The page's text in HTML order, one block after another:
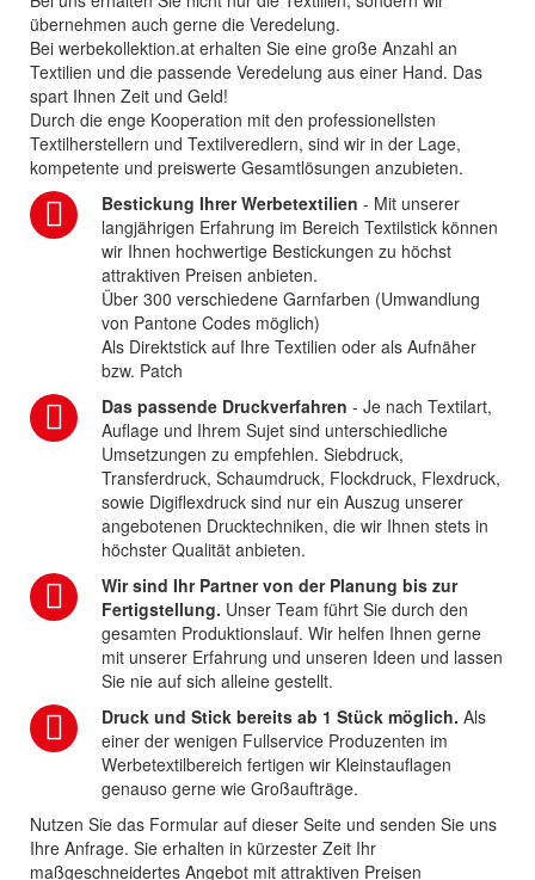
übernehmen auch gerne die Veredelung.
Bei werbekollektion.at erhalten Sie eine große Anzahl an
Textilien und die passende Veredelung aus einer Hand. Das
spart Ihnen Zeit und Geld!
Durch die enge Kooperation mit den professionellsten
Textilherstellern und Textilveredlern, sind wir in der Lage,
kompetente und preiswerte Gesamtlösungen anzubieten.
Bestickung Ihrer Werbetextilien - Mit unserer
langjährigen Erfahrung im Bereich Textilstick können
wir Ihnen hochwertige Bestickungen zu höchst
attraktiven Preisen anbieten.
Über 300 verschiedene Garnfarben (Umwandlung
von Pantone Codes möglich)
Als Direktstick auf Ihre Textilien oder als Aufnäher
bzw. Patch
Das passende Druckverfahren - Je nach Textilart,
Auflage und Ihrem Sujet sind unterschiedliche
Umsetzungen zu empfehlen. Siebdruck,
Transferdruck, Schaumdruck, Flockdruck, Flexdruck,
sowie Digiflexdruck sind nur ein Auszug unserer
angebotenen Drucktechniken, die wir Ihnen stets in
höchster Qualität anbieten.
Wir sind Ihr Partner von der Planung bis zur
Fertigstellung. Unser Team führt Sie durch den
gesamten Produktionslauf. Wir helfen Ihnen gerne
mit unserer Erfahrung und unseren Ideen und lassen
Sie nie auf sich alleine gestellt.
Druck und Stick bereits ab 1 Stück möglich. Als
einer der wenigen Fullservice Produzenten im
Werbetextilbereich fertigen wir Kleinstauflagen
genauso gerne wie Großaufträge.
Nutzen Sie das Formular auf dieser Seite und senden Sie uns
Ihre Anfrage. Sie erhalten in kürzester Zeit Ihr
maßgeschneidertes Angebot mit attraktiven Preisen